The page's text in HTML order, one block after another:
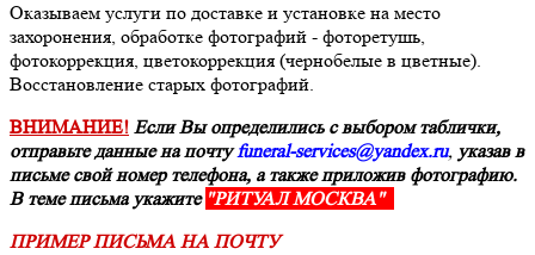
Оказываем услуги по доставке и установке на место
захоронения, обработке фотографий - фоторетушь,
фотокоррекция, цветокоррекция (чернобелые в цветные).
Восстановление старых фотографий.
ВНИМАНИЕ! Если Вы определились с выбором таблички,
отправьте данные на почтуfuneral-services@yandex.ru, указав в
письме свой номер телефона, а также приложив фотографию.
В теме письма укажите "РИТУАЛ МОСКВА"
ПРИМЕР ПИСЬМА НА ПОЧТУ